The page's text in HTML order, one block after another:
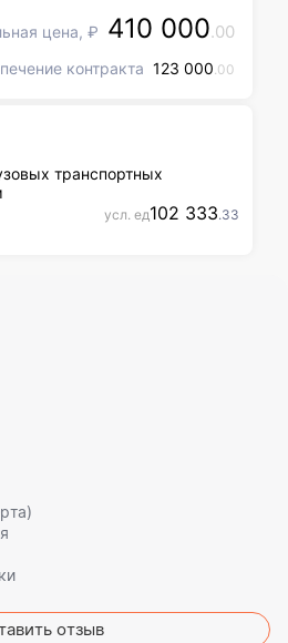
цена, ₽ 410 000.00
контракта 123 000.00
транспортных
усл. ед102 333.33
отзыв